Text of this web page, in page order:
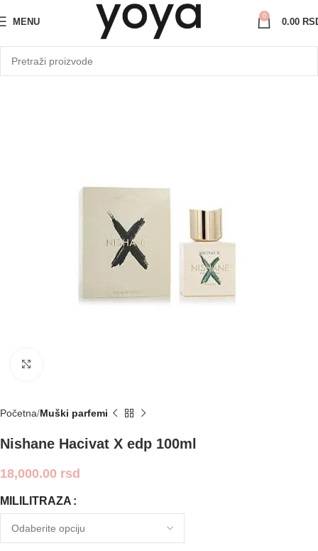
MENU
0
0.00
Početna Muški parfemi
Nishane Hacivat X edp 100ml
18,000.00 rsd
MILILITRAZA